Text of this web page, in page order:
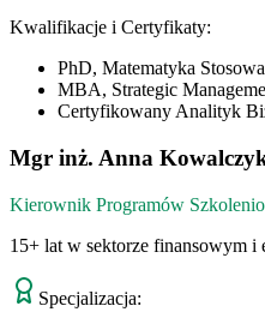
Kwalifikacje i Certyfikaty:
PhD, Matematyka
MBA, Strategic
Certyfikowany Analityk
Mgr inż. Anna
Kierownik Programów
15+ lat w sektorze finansowym i
Specjalizacja: